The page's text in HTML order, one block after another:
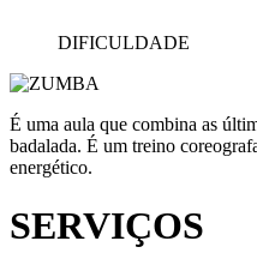
DIFICULDADE
É uma aula que combina as
badalada. É um treino
energético.
SERVIÇOS